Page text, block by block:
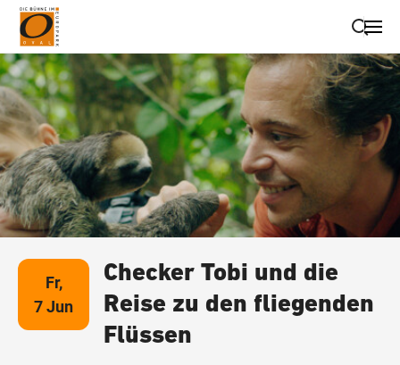
Suche schließen
Wegbeschreibung erhalten
Fr,
7 Jun
Checker Tobi und die
Reise zu den fliegenden
Flüssen